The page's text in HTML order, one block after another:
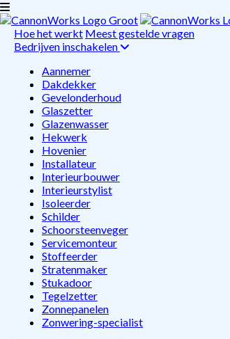
Hoe het werkt Meest gestelde vragen
Bedrijven inschakelen
Aannemer
Dakdekker
Gevelonderhoud
Glaszetter
Glazenwasser
Hekwerk
Hovenier
Installateur
Interieurbouwer
Interieurstylist
Isoleerder
Schilder
Schoorsteenveger
Servicemonteur
Stoffeerder
Stratenmaker
Stukadoor
Tegelzetter
Zonnepanelen
Zonwering-specialist